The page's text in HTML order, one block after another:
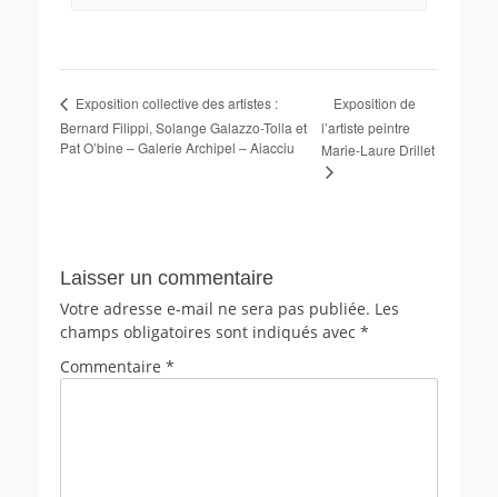
Exposition collective des artistes :
Bernard Filippi, Solange Galazzo-Tolla et
Pat O’bine – Galerie Archipel – Aiacciu
Exposition de
l’artiste peintre
Marie-Laure Drillet
Laisser un commentaire
Votre adresse e-mail ne sera pas publiée. Les
champs obligatoires sont indiqués avec *
Commentaire *